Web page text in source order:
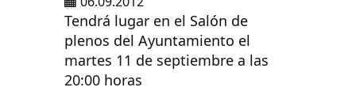
Tendrá lugar en el Salón de
plenos del Ayuntamiento el
martes 11 de septiembre a las
20:00 horas